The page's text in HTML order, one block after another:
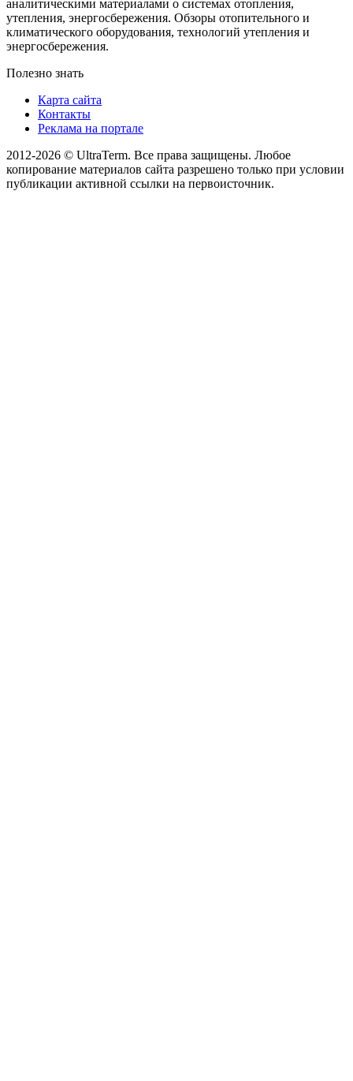
аналитическими материалами о системах отопления,
утепления, энергосбережения. Обзоры отопительного и
климатического оборудования, технологий утепления и
энергосбережения.
Полезно знать
Карта сайта
Контакты
Реклама на портале
2012-2026 © UltraTerm. Все права защищены. Любое
копирование материалов сайта разрешено только при условии
публикации активной ссылки на первоисточник.